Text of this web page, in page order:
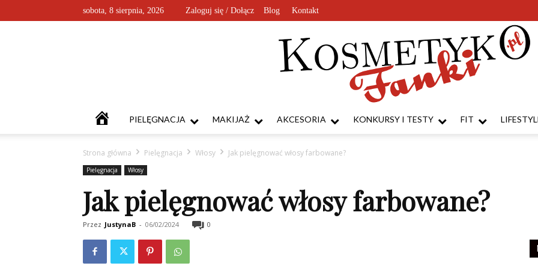
sobota, 8 sierpnia, 2026 Zaloguj się / Dołącz Blog Kontakt
KOSMETYKOFANKI
PIELĘGNACJA MAKIJAŻ AKCESORIA KONKURSY I TESTY FIT
Strona główna Pielęgnacja Włosy Jak pielęgnować włosy farbowane?
Pielęgnacja Włosy
Jak pielęgnować włosy farbowane?
Przez JustynaB - 06/02/2024 0